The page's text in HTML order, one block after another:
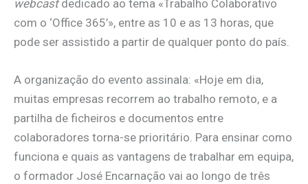
webcastdedicado ao tema «Trabalho Colaborativo
com o ‘Office 365’», entre as 10 e as 13 horas, que
pode ser assistido a partir de qualquer ponto do país.
A organização do evento assinala: «Hoje em dia,
muitas empresas recorrem ao trabalho remoto, e a
partilha de ficheiros e documentos entre
colaboradores torna-se prioritário. Para ensinar como
funciona e quais as vantagens de trabalhar em equipa,
o formador José Encarnação vai ao longo de três